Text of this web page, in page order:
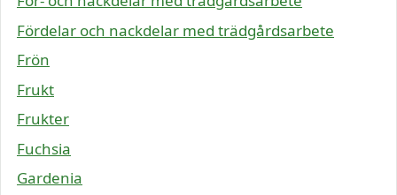
Fördelar och nackdelar med trädgårdsarbete
Frön
Frukt
Frukter
Fuchsia
Gardenia